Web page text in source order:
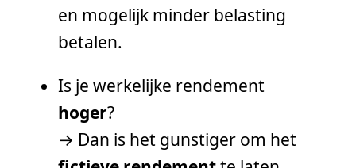
en mogelijk minder belasting
betalen.
Is je werkelijke rendement
hoger?
→ Dan is het gunstiger om het